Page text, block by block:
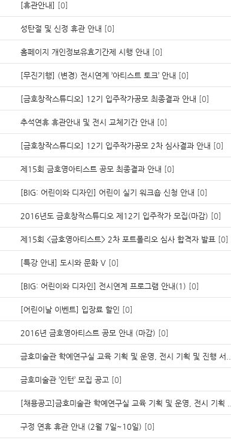
[휴관안내] [0]
성탄절 및 신정 휴관 안내 [0]
홈페이지 개인정보유효기간제 시행 안내 [0]
[무진기행] (변경) 전시연계 ’아티스트 토크’ 안내 [0]
[금호창작스튜디오] 12기 입주작가공모 최종결과 안내 [0]
추석연휴 휴관안내 및 전시 교체기간 안내 [0]
[금호창작스튜디오] 12기 입주작가공모 2차 심사결과 안내 [0]
제15회 금호영아티스트 공모 최종결과 안내 [0]
[BIG: 어린이와 디자인] 어린이 실기 워크숍 신청 안내 [0]
2016년도 금호창작스튜디오 제12기 입주작가 모집(마감) [0]
제15회 <금호영아티스트> 2차 포트폴리오 심사 합격자 발표 [0]
[특강 안내] 도시와 문화 V [0]
[BIG: 어린이와 디자인] 전시연계 프로그램 안내(1) [0]
[어린이날 이벤트] 입장료 할인 [0]
2016년 금호영아티스트 공모 안내 (마감) [0]
금호미술관 학예연구실 교육 기획 및 운영, 전시 기획 및 진행 서..
금호미술관 ’인턴’ 모집 공고 [0]
[채용공고]금호미술관 학예연구실 교육 기획 및 운영, 전시 기획 ..
구정 연휴 휴관 안내 (2월 7일~10일) [0]